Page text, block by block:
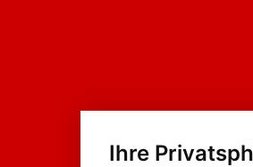
Ihre